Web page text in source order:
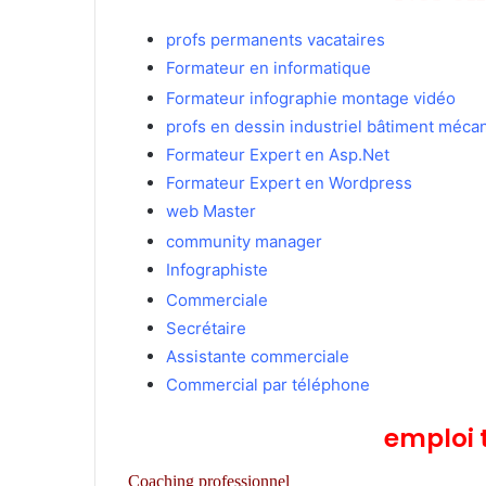
profs permanents vacataires
Formateur en informatique
Formateur infographie montage vidéo
profs en dessin industriel bâtiment
Formateur Expert en Asp.Net
Formateur Expert en Wordpress
web Master
community manager
Infographiste
Commerciale
Secrétaire
Assistante commerciale
Commercial par téléphone
emploi
Coaching professionnel